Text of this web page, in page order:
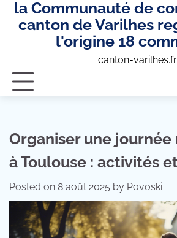
Skipla Communauté de
canton de Varilhes
l'origine 18
canton-varilhes.fr
Organiser une
à Toulouse : activités
Posted on 8 août 2025 by Povoski